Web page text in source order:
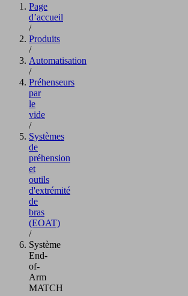
Page
d’accueil
/
Produits
/
Automatisation
/
Préhenseurs
par
le
vide
/
Systèmes
de
préhension
et
outils
d'extrémité
de
bras
(EOAT)
/
Système
End-
of-
Arm
MATCH